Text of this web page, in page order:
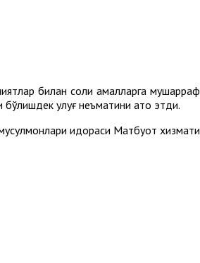
билан солиҳ амалларга мушарраф
бўлишдек улуғ неъматини ато этди.
идораси Матбуот хизмати